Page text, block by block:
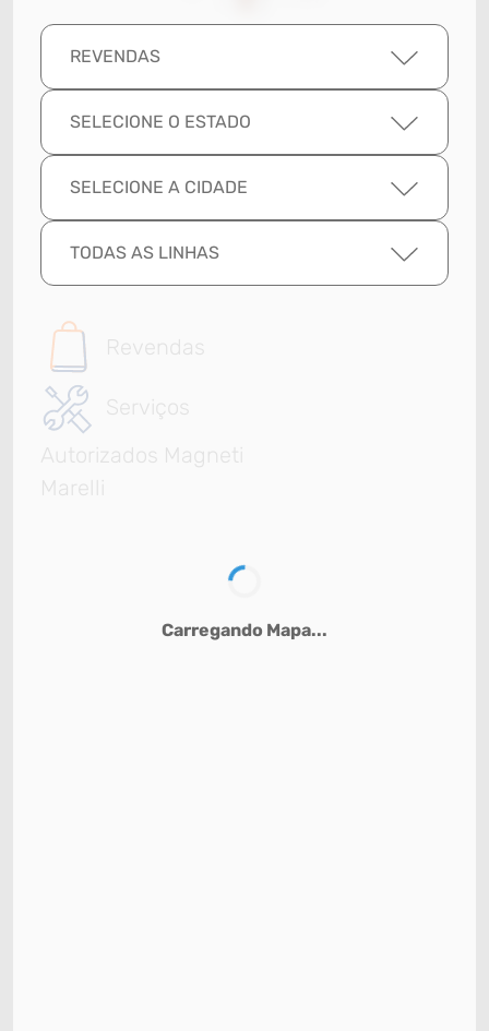
REVENDAS
SELECIONE O ESTADO
SELECIONE A CIDADE
TODAS AS LINHAS
Revendas
Serviços
Autorizados Magneti
Marelli
Carregando Mapa...